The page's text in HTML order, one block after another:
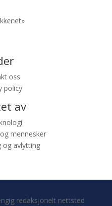
oss
policy
av
mennesker
og avlytting
redaksjonelt nettsted